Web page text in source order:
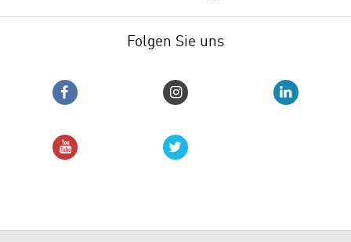
Folgen Sie uns